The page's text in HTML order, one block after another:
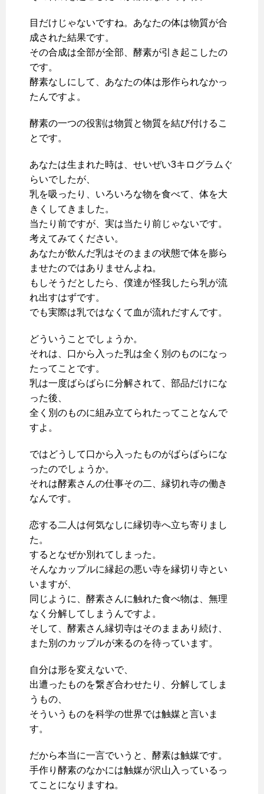
目だけじゃないですね。あなたの体は物質が合
成された結果です。
その合成は全部が全部、酵素が引き起こしたの
です。
酵素なしにして、あなたの体は形作られなかっ
たんですよ。
酵素の一つの役割は物質と物質を結び付けるこ
とです。
あなたは生まれた時は、せいぜい3キログラムぐ
らいでしたが、
乳を吸ったり、いろいろな物を食べて、体を大
きくしてきました。
当たり前ですが、実は当たり前じゃないです。
考えてみてください。
あなたが飲んだ乳はそのままの状態で体を膨ら
ませたのではありませんよね。
もしそうだとしたら、僕達が怪我したら乳が流
れ出すはずです。
でも実際は乳ではなくて血が流れだすんです。
どういうことでしょうか。
それは、口から入った乳は全く別のものになっ
たってことです。
乳は一度ばらばらに分解されて、部品だけにな
った後、
全く別のものに組み立てられたってことなんで
すよ。
ではどうして口から入ったものがばらばらにな
ったのでしょうか。
それは酵素さんの仕事その二、縁切れ寺の働き
なんです。
恋する二人は何気なしに縁切寺へ立ち寄りまし
た。
するとなぜか別れてしまった。
そんなカップルに縁起の悪い寺を縁切り寺とい
いますが、
同じように、酵素さんに触れた食べ物は、無理
なく分解してしまうんですよ。
そして、酵素さん縁切寺はそのままあり続け、
また別のカップルが来るのを待っています。
自分は形を変えないで、
出遭ったものを繋ぎ合わせたり、分解してしま
うもの、
そういうものを科学の世界では触媒と言いま
す。
だから本当に一言でいうと、酵素は触媒です。
手作り酵素のなかには触媒が沢山入っているっ
てことになりますね。